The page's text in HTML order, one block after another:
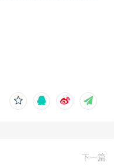
下一篇